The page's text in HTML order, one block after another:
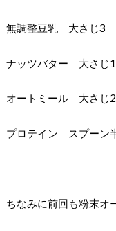
無調整豆乳 大さじ3
ナッツバター 大さじ1
オートミール 大さじ
プロテイン スプーン
ちなみに前回も粉末オ